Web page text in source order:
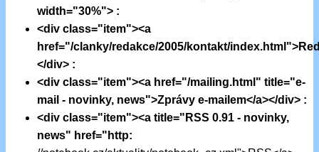
width="30%"> :
<div class="item"><a
href="/clanky/redakce/2005/kontakt/
</div> :
<div class="item"><a href="/mailing.html" title="e-
mail - novinky, news">Zprávy e-mailem</a></div> :
<div class="item"><a title="RSS 0.91 - novinky,
news" href="http: